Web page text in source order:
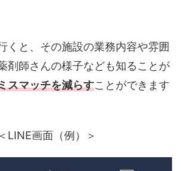
くと、その施設の業務内容や雰囲
剤師さんの様子なども知ることが
スマッチを減らすことができます
＜LINE画面（例）＞